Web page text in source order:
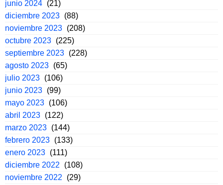
junio 2024 (21)
diciembre 2023 (88)
noviembre 2023 (208)
octubre 2023 (225)
septiembre 2023 (228)
agosto 2023 (65)
julio 2023 (106)
junio 2023 (99)
mayo 2023 (106)
abril 2023 (122)
marzo 2023 (144)
febrero 2023 (133)
enero 2023 (111)
diciembre 2022
(108)
noviembre 2022
(29)